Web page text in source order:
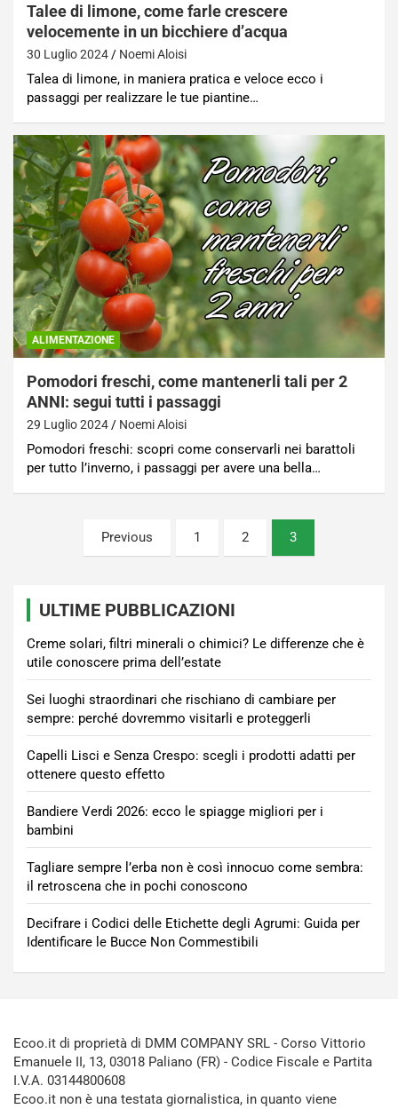
Talee di limone, come farle crescere
velocemente in un bicchiere d’acqua
30 Luglio 2024 Noemi Aloisi
Talea di limone, in maniera pratica e veloce ecco i
passaggi per realizzare le tue piantine…
ALIMENTAZIONE
Pomodori freschi, come mantenerli tali per 2
ANNI: segui tutti i passaggi
29 Luglio 2024 Noemi Aloisi
Pomodori freschi: scopri come conservarli nei barattoli
per tutto l’inverno, i passaggi per avere una bella…
Paginazione
Previous 1 2 3
ULTIME PUBBLICAZIONI
Creme solari, filtri minerali o chimici? Le differenze che è
utile conoscere prima dell’estate
Sei luoghi straordinari che rischiano di cambiare per
sempre: perché dovremmo visitarli e proteggerli
Capelli Lisci e Senza Crespo: scegli i prodotti adatti per
ottenere questo effetto
Bandiere Verdi 2026: ecco le spiagge migliori per i
bambini
Tagliare sempre l’erba non è così innocuo come sembra:
il retroscena che in pochi conoscono
Decifrare i Codici delle Etichette degli Agrumi: Guida per
Identificare le Bucce Non Commestibili
Ecoo.it di proprietà di DMM COMPANY SRL - Corso Vittorio
Emanuele II, 13, 03018 Paliano (FR) - Codice Fiscale e Partita
I.V.A. 03144800608
Ecoo.it non è una testata giornalistica, in quanto viene